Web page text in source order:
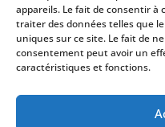
appareils. Le fait de consentir
traiter des données telles que
uniques sur ce site. Le fait de
consentement peut avoir un
caractéristiques et fonctions.
Billetterie
Recrutement
Mentions légales
SUIVEZ-NOUS